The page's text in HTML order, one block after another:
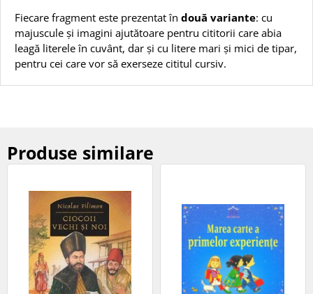
Fiecare fragment este prezentat în două variante: cu
majuscule și imagini ajutătoare pentru cititorii care abia
leagă literele în cuvânt, dar și cu litere mari și mici de tipar,
pentru cei care vor să exerseze cititul cursiv.
Produse similare